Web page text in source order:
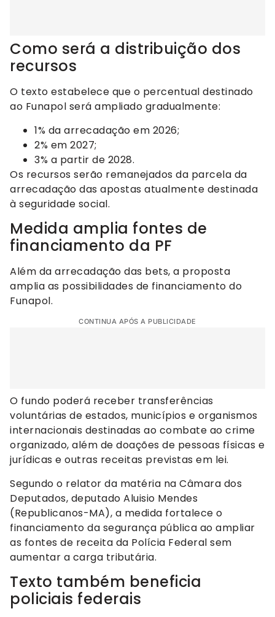
Como será a distribuição dos
recursos
O texto estabelece que o percentual destinado
ao Funapol será ampliado gradualmente:
1% da arrecadação em 2026;
2% em 2027;
3% a partir de 2028.
Os recursos serão remanejados da parcela da
arrecadação das apostas atualmente destinada
à seguridade social.
Medida amplia fontes de
financiamento da PF
Além da arrecadação das bets, a proposta
amplia as possibilidades de financiamento do
Funapol.
CONTINUA APÓS A PUBLICIDADE
O fundo poderá receber transferências
voluntárias de estados, municípios e organismos
internacionais destinadas ao combate ao crime
organizado, além de doações de pessoas físicas e
jurídicas e outras receitas previstas em lei.
Segundo o relator da matéria na Câmara dos
Deputados, deputado Aluisio Mendes
(Republicanos-MA), a medida fortalece o
financiamento da segurança pública ao ampliar
as fontes de receita da Polícia Federal sem
aumentar a carga tributária.
Texto também beneficia
policiais federais